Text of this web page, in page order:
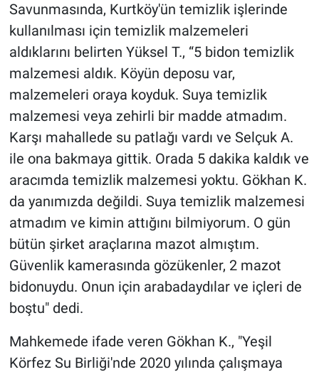
Savunmasında, Kurtköy'ün temizlik işlerinde
kullanılması için temizlik malzemeleri
aldıklarını belirten Yüksel T., “5 bidon temizlik
malzemesi aldık. Köyün deposu var,
malzemeleri oraya koyduk. Suya temizlik
malzemesi veya zehirli bir madde atmadım.
Karşı mahallede su patlağı vardı ve Selçuk A.
ile ona bakmaya gittik. Orada 5 dakika kaldık ve
aracımda temizlik malzemesi yoktu. Gökhan K.
da yanımızda değildi. Suya temizlik malzemesi
atmadım ve kimin attığını bilmiyorum. O gün
bütün şirket araçlarına mazot almıştım.
Güvenlik kamerasında gözükenler, 2 mazot
bidonuydu. Onun için arabadaydılar ve içleri de
boştu" dedi.
Mahkemede ifade veren Gökhan K., "Yeşil
Körfez Su Birliği'nde 2020 yılında çalışmaya